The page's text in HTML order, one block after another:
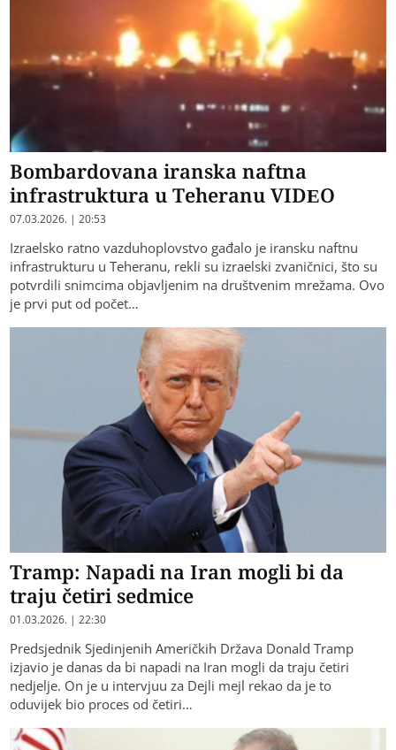
Bombardovana iranska naftna
infrastruktura u Teheranu VIDEO
07.03.2026. | 20:53
Izraelsko ratno vazduhoplovstvo gađalo je iransku naftnu
infrastrukturu u Teheranu, rekli su izraelski zvaničnici, što su
potvrdili snimcima objavljenim na društvenim mrežama. Ovo
je prvi put od počet…
Tramp: Napadi na Iran mogli bi da
traju četiri sedmice
01.03.2026. | 22:30
Predsjednik Sjedinjenih Američkih Država Donald Tramp
izjavio je danas da bi napadi na Iran mogli da traju četiri
nedjelje. On je u intervjuu za Dejli mejl rekao da je to
oduvijek bio proces od četiri…